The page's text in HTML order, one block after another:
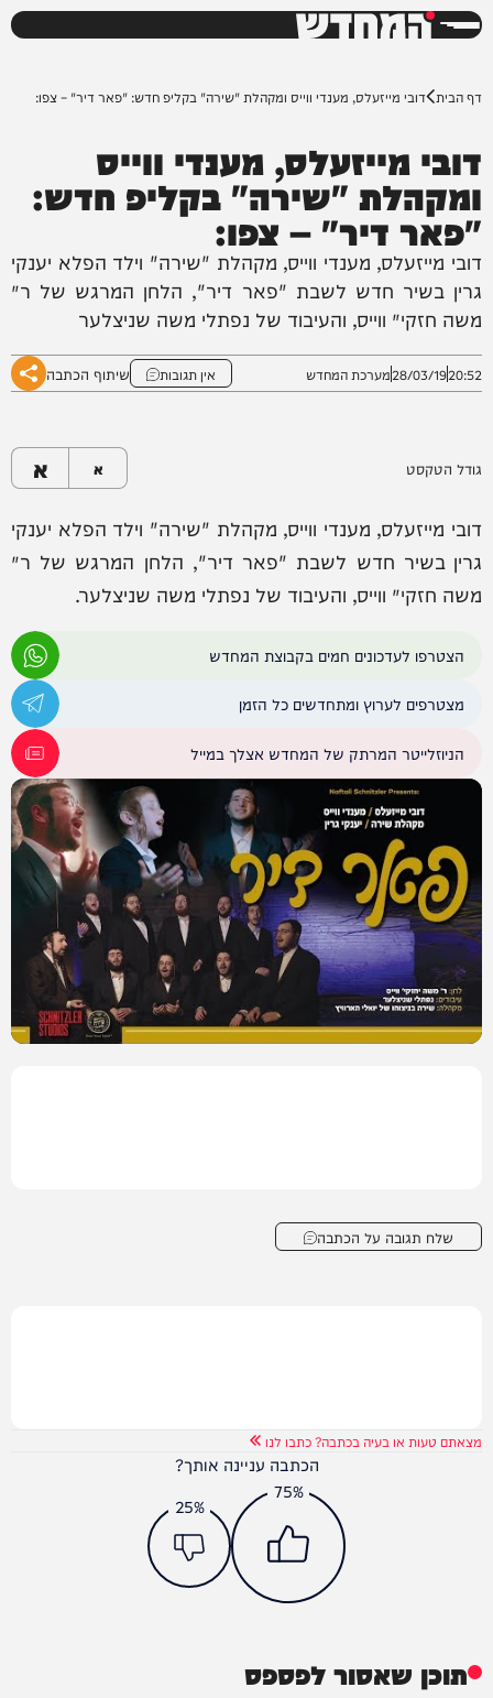
המחדש
דף הבית דובי מייזעלס, מענדי ווייס ומקהלת "שירה" בקליפ חדש: "פאר דיר" – צפו:
דובי מייזעלס, מענדי ווייס
ומקהלת "שירה" בקליפ חדש:
"פאר דיר" – צפו:
דובי מייזעלס, מענדי ווייס, מקהלת "שירה" וילד הפלא יענקי
גרין בשיר חדש לשבת "פאר דיר", הלחן המרגש של ר׳
משה חזקי׳ ווייס, והעיבוד של נפתלי משה שניצלער
20:52
28/03/19מערכת המחדש אין תגובות שיתוף הכתבה
גודל הטקסט א א
דובי מייזעלס, מענדי ווייס, מקהלת "שירה" וילד הפלא יענקי
גרין בשיר חדש לשבת "פאר דיר", הלחן המרגש של ר׳
משה חזקי׳ ווייס, והעיבוד של נפתלי משה שניצלער.
הצטרפו לעדכונים חמים בקבוצת המחדש
מצטרפים לערוץ ומתחדשים כל הזמן
הניוזלייטר המרתק של המחדש אצלך במייל
שלח תגובה על הכתבה
מצאתם טעות או בעיה בכתבה? כתבו לנו
הכתבה עניינה אותך?
75%
25%
תוכן שאסור לפספס